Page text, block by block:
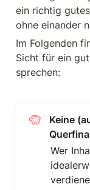
ein richtig
ohne einander
Im Folgenden
Sicht für ein
sprechen:
Keine
Wer